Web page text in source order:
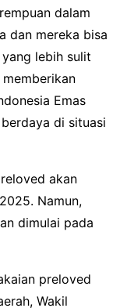
dalam
dan mereka bisa
lebih sulit
Emas
di situasi
akan
Namun,
dimulai pada
preloved
Wakil